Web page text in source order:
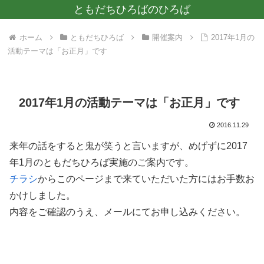
ともだちひろばのひろば
ホーム ともだちひろば 開催案内
2017年1月の
活動テーマは「お正月」です
2017年1月の活動テーマは「お正月」です
2016.11.29
来年の話をすると鬼が笑うと言いますが、めげずに2017
年1月のともだちひろば実施のご案内です。
チラシからこのページまで来ていただいた方にはお手数お
かけしました。
内容をご確認のうえ、メールにてお申し込みください。